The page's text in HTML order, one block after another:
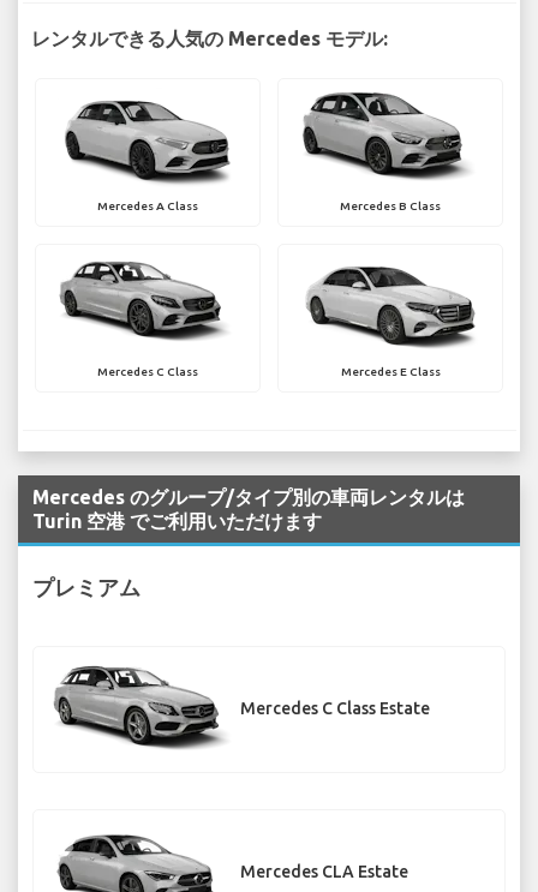
レンタルできる人気の Mercedes モデル:
Mercedes A Class Mercedes B Class
Mercedes C Class Mercedes E Class
Mercedes のグループ/タイプ別の車両レンタルは
Turin 空港 でご利用いただけます
プレミアム
Mercedes C Class Estate
Mercedes CLA Estate